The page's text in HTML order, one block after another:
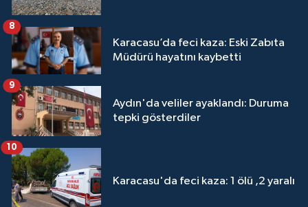
Karacasu’da feci kaza: Eski Zabıta
Müdürü hayatını kaybetti
8
Aydın'da veliler ayaklandı: Duruma
tepki gösterdiler
9
Karacasu'da feci kaza: 1 ölü ,2 yaralı
10